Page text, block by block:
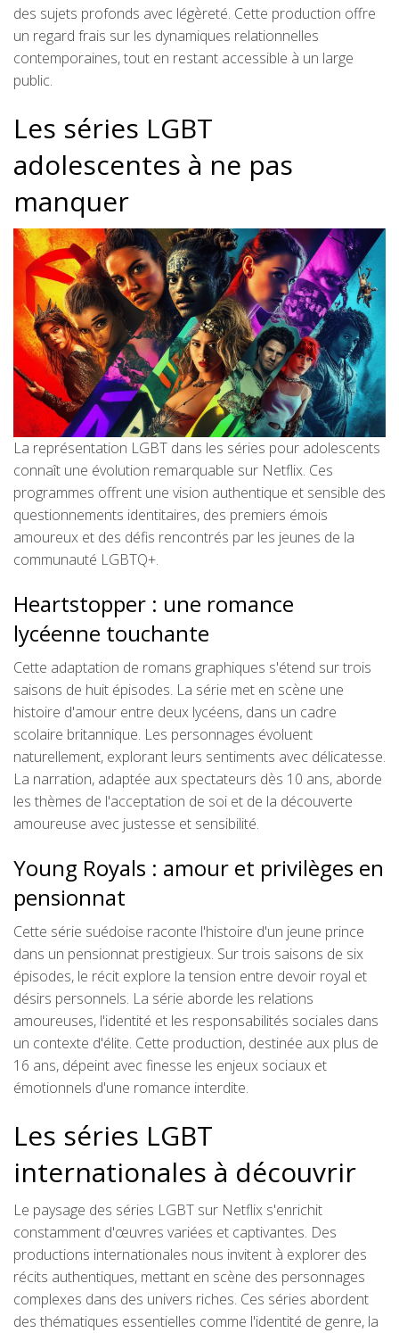
des sujets profonds avec légèreté. Cette production offre
un regard frais sur les dynamiques relationnelles
contemporaines, tout en restant accessible à un large
public.
Les séries LGBT
adolescentes à ne pas
manquer
La représentation LGBT dans les séries pour adolescents
connaît une évolution remarquable sur Netflix. Ces
programmes offrent une vision authentique et sensible des
questionnements identitaires, des premiers émois
amoureux et des défis rencontrés par les jeunes de la
communauté LGBTQ+.
Heartstopper : une romance
lycéenne touchante
Cette adaptation de romans graphiques s'étend sur trois
saisons de huit épisodes. La série met en scène une
histoire d'amour entre deux lycéens, dans un cadre
scolaire britannique. Les personnages évoluent
naturellement, explorant leurs sentiments avec délicatesse.
La narration, adaptée aux spectateurs dès 10 ans, aborde
les thèmes de l'acceptation de soi et de la découverte
amoureuse avec justesse et sensibilité.
Young Royals : amour et privilèges en
pensionnat
Cette série suédoise raconte l'histoire d'un jeune prince
dans un pensionnat prestigieux. Sur trois saisons de six
épisodes, le récit explore la tension entre devoir royal et
désirs personnels. La série aborde les relations
amoureuses, l'identité et les responsabilités sociales dans
un contexte d'élite. Cette production, destinée aux plus de
16 ans, dépeint avec finesse les enjeux sociaux et
émotionnels d'une romance interdite.
Les séries LGBT
internationales à découvrir
Le paysage des séries LGBT sur Netflix s'enrichit
constamment d'œuvres variées et captivantes. Des
productions internationales nous invitent à explorer des
récits authentiques, mettant en scène des personnages
complexes dans des univers riches. Ces séries abordent
des thématiques essentielles comme l'identité de genre, la